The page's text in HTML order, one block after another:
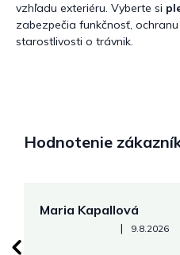
vzhľadu exteriéru. Vyberte si
zabezpečia funkčnosť,
starostlivosti o trávnik.
Hodnotenie
Maria Kapallová
Hodnotenie obchodu je 5
| 9.8.2026